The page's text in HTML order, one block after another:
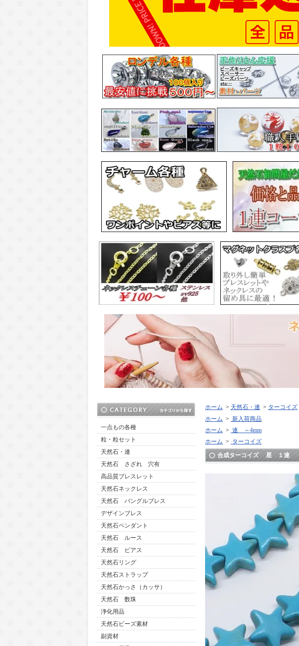
一点もの各種
粒・粒セット
天然石・連
天然石 さざれ 穴有
高品質ブレスレット
天然石ネックレス
天然石 バングルブレス
デザインブレス
天然石ペンダント
天然石 ルース
天然石 ピアス
天然石リング
天然石ストラップ
天然石かっさ（カッサ）
天然石 数珠
浄化用品
天然石ビーズ素材
副資材
ホーム > 天然石・連 > ターコイズ
ホーム > 新入荷商品
ホーム > 連 ～4mm
ホーム > ターコイズ
合成ターコイズ 星 １連